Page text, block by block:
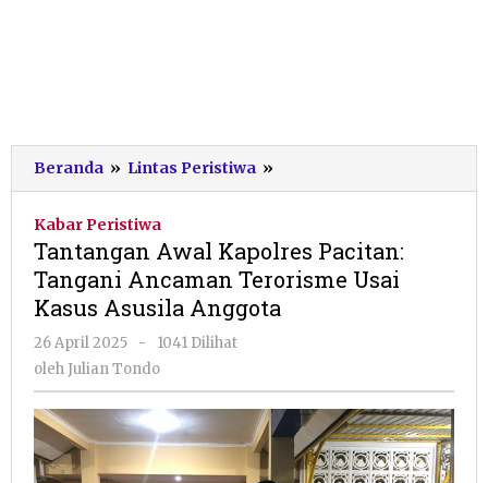
Beranda » Lintas Peristiwa »
Awal
Tangani
Ancaman
Terorisme
Anggota
Kabar Peristiwa
Tantangan Awal Kapolres Pacitan:
Tangani Ancaman Terorisme Usai
Kasus Asusila Anggota
26 April 2025
oleh
Julian
-
1041 Dilihat
oleh Julian Tondo